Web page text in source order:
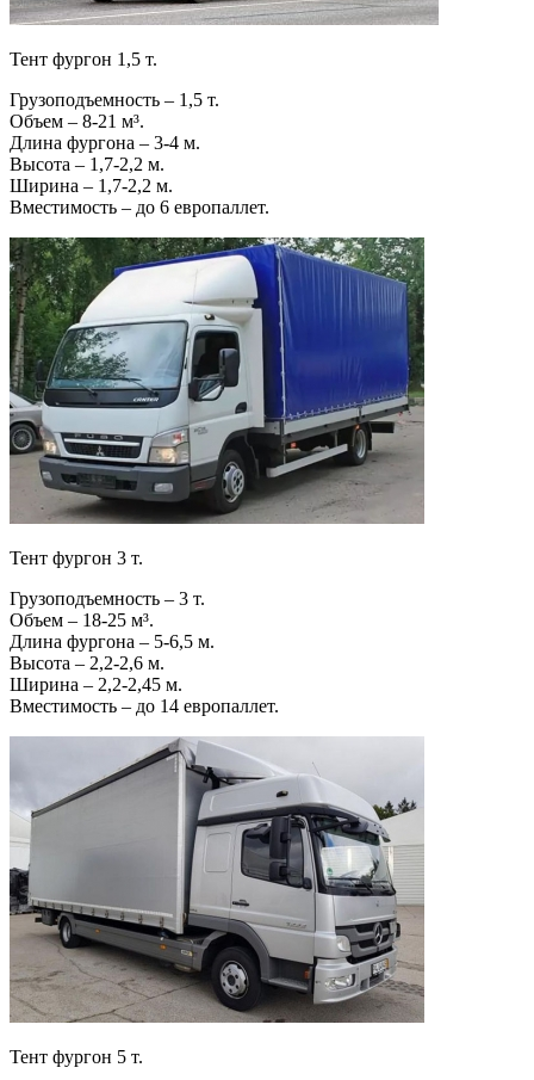
Тент фургон 1,5 т.
Грузоподъемность – 1,5 т.
Объем – 8-21 м³.
Длина фургона – 3-4 м.
Высота – 1,7-2,2 м.
Ширина – 1,7-2,2 м.
Вместимость – до 6 европаллет.
Тент фургон 3 т.
Грузоподъемность – 3 т.
Объем – 18-25 м³.
Длина фургона – 5-6,5 м.
Высота – 2,2-2,6 м.
Ширина – 2,2-2,45 м.
Вместимость – до 14 европаллет.
Тент фургон 5 т.